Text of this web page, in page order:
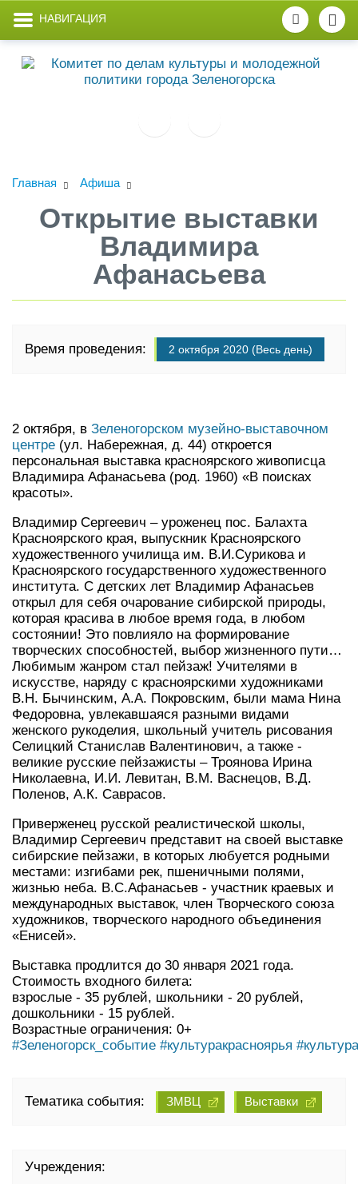
НАВИГАЦИЯ
Главная Афиша
Открытие выставки
Владимира
Афанасьева
Время проведения: 2 октября 2020 (Весь день)
2 октября, в Зеленогорском музейно-выставочном
центре (ул. Набережная, д. 44) откроется
персональная выставка красноярского живописца
Владимира Афанасьева (род. 1960) «В поисках
красоты».
Владимир Сергеевич – уроженец пос. Балахта
Красноярского края, выпускник Красноярского
художественного училища им. В.И.Сурикова и
Красноярского государственного художественного
института. С детских лет Владимир Афанасьев
открыл для себя очарование сибирской природы,
которая красива в любое время года, в любом
состоянии! Это повлияло на формирование
творческих способностей, выбор жизненного пути…
Любимым жанром стал пейзаж! Учителями в
искусстве, наряду с красноярскими художниками
В.Н. Бычинским, А.А. Покровским, были мама Нина
Федоровна, увлекавшаяся разными видами
женского рукоделия, школьный учитель рисования
Селицкий Станислав Валентинович, а также -
великие русские пейзажисты – Троянова Ирина
Николаевна, И.И. Левитан, В.М. Васнецов, В.Д.
Поленов, А.К. Саврасов.
Приверженец русской реалистической школы,
Владимир Сергеевич представит на своей выставке
сибирские пейзажи, в которых любуется родными
местами: изгибами рек, пшеничными полями,
жизнью неба. В.С.Афанасьев - участник краевых и
международных выставок, член Творческого союза
художников, творческого народного объединения
«Енисей».
Выставка продлится до 30 января 2021 года.
Стоимость входного билета:
взрослые - 35 рублей, школьники - 20 рублей,
дошкольники - 15 рублей.
Возрастные ограничения: 0+
#Зеленогорск_событие #культуракрасноярья
Тематика события: ЗМВЦ Выставки
Учреждения: